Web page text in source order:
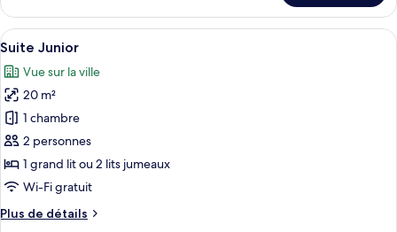
Chambre
familiale
Afficher
toutes
les
photos
pour
ce
type
de
chambre :
Suite
Une chambre d’hôtel avec un lit, un
8
Suite Junior
Vue sur la ville
20 m²
1 chambre
2 personnes
1 grand lit ou 2 lits jumeaux
Wi-Fi gratuit
Plus de détails
Plus